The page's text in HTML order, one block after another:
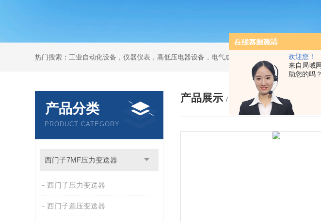
欢迎您！
来自局域
助您的吗？
热门搜索：工业自动化设备，仪器仪表，高低压电器设备，电气成套设备
产品分类
PRODUCT CATEGORY
西门子7MF压力变送器
西门子压力变送器
西门子差压变送器
产品展示 / PRODUCTS